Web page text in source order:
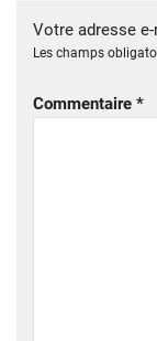
Votre adresse
Les champs
Commentaire *